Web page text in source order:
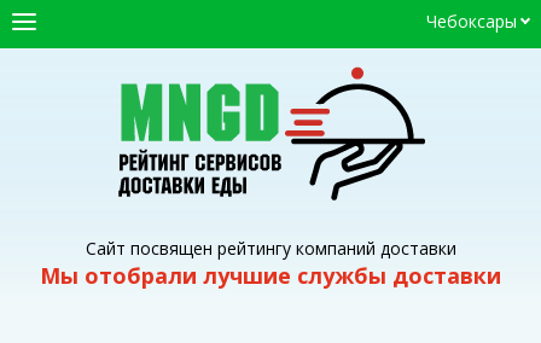
Сайт посвящен рейтингу компаний доставки
Мы отобрали лучшие службы доставки
СЕРВИСЫ ДОСТАВКИ
ПРОМОКОДЫ
СТАТЬИ
Чебоксары